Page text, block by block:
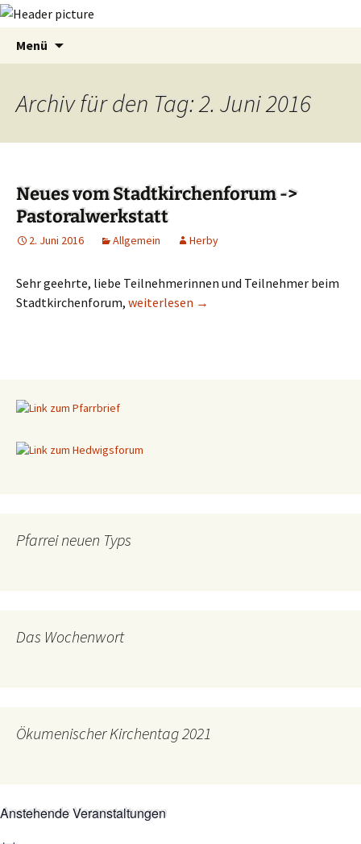
Menü
Archiv für den Tag: 2. Juni 2016
Neues vom Stadtkirchenforum ->
Pastoralwerkstatt
2. Juni 2016 Allgemein Herby
Sehr geehrte, liebe Teilnehmerinnen und Teilnehmer beim
Stadtkirchenforum, Neues vom Stadtkirchenforum ->
weiterlesen →
Pfarrei neuen Typs
Das Wochenwort
Ökumenischer Kirchentag 2021
Anstehende Veranstaltungen